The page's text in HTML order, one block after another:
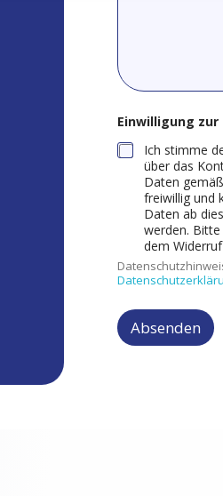
Einwilligung
Ich stimme
über das
Daten gemäß
freiwillig und
Daten ab
werden.
dem
Absenden